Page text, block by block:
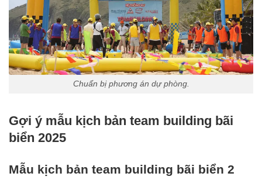
Chuẩn bị phương án dự phòng.
Gợi ý mẫu kịch bản team building bãi
biển 2025
Mẫu kịch bản team building bãi biển 2